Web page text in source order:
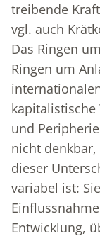
treibende
vgl. auch
Das Ringen
Ringen um
und
nicht
dieser
variabel ist:
Entwicklung,